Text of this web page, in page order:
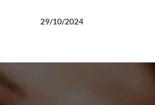
29/10/2024